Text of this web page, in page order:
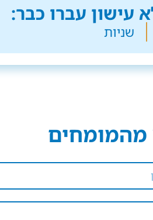
עברו כבר:
שניות
מהמומחים